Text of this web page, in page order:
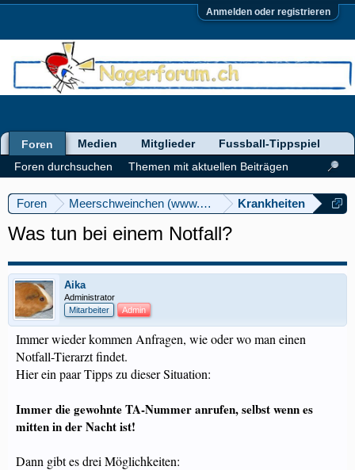
Anmelden oder registrieren
Foren Meerschweinchen (www.meerschweinforum.ch)
Krankheiten
Was tun bei einem Notfall?
Aika
Administrator
Mitarbeiter
Admin
Immer wieder kommen Anfragen, wie oder wo man einen
Notfall-Tierarzt findet.
Hier ein paar Tipps zu dieser Situation:
Immer die gewohnte TA-Nummer anrufen, selbst wenn es
mitten in der Nacht ist!
Dann gibt es drei Möglichkeiten:
Foren
Foren durchsuchen
Themen mit aktuellen Beiträgen
Medien Mitglieder Fussball-Tippspiel